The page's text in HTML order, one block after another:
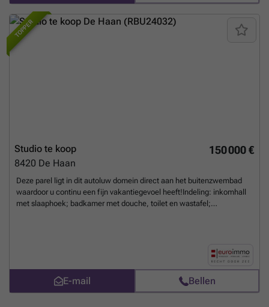
### – ###Meer weten?
TOPPER
150 000 €
Studio te koop
8420 De Haan
Deze parel ligt in dit autoluw domein direct aan het buitenzwembad
waardoor u continu een fijn vakantiegevoel heeft!Indeling: inkomhall
met slaaphoek; badkamer met douche, toilet en wastafel;
Meer weten?
E-mail Bellen